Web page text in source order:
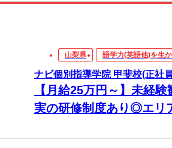
山梨県 語学力(英語他)を生
ナビ個別指導学院 甲斐校(正社
【月給25万円～】未経
実の研修制度あり◎エリ